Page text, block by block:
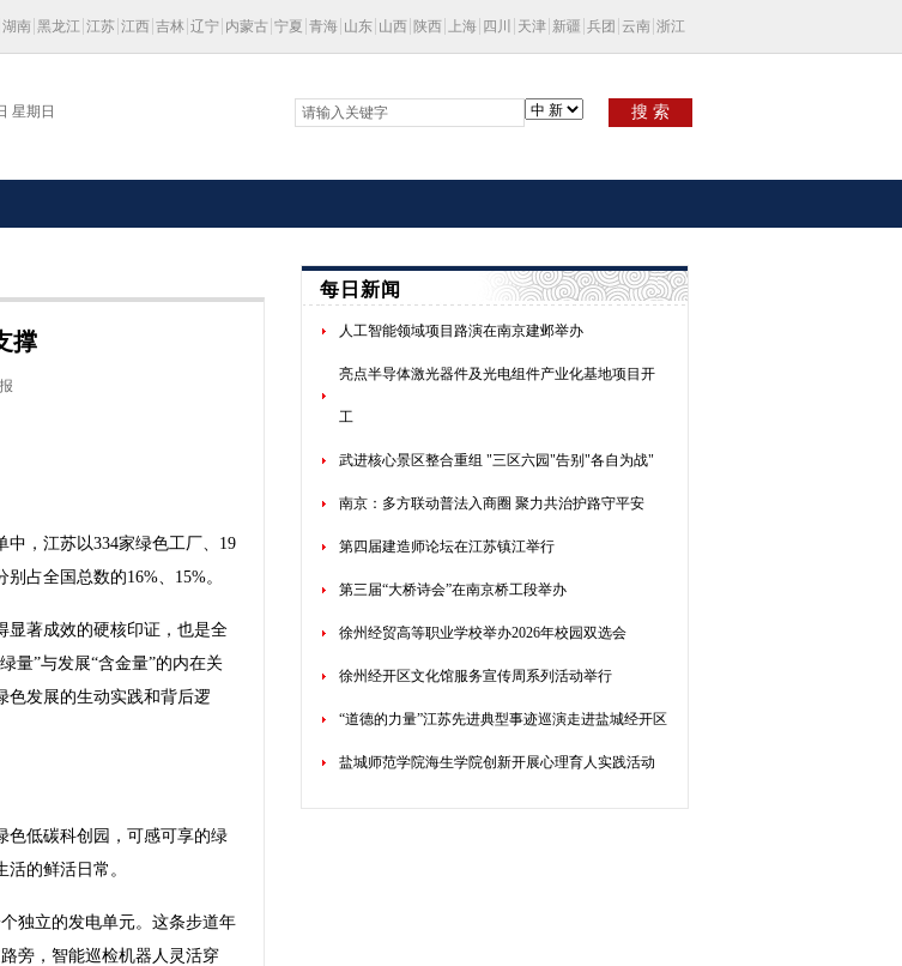
湖南 黑龙江 江苏 江西 吉林 辽宁 内蒙古 宁夏 青海 山东 山西 陕西 上海 四川 天津 新疆 兵团 云南 浙江
星期日 搜 索
撑
，江苏以334家绿色工厂、19
占全国总数的16%、15%。
著成效的硬核印证，也是全
量”与发展“含金量”的内在关
色发展的生动实践和背后逻
低碳科创园，可感可享的绿
的鲜活日常。
独立的发电单元。这条步道年
旁，智能巡检机器人灵活穿
每日新闻
人工智能领域项目路演在南京建邺举办
亮点半导体激光器件及光电组件产业化基地项目开
工
武进核心景区整合重组 "三区六园"告别"各自为战"
南京：多方联动普法入商圈 聚力共治护路守平安
第四届建造师论坛在江苏镇江举行
第三届“大桥诗会”在南京桥工段举办
徐州经贸高等职业学校举办2026年校园双选会
徐州经开区文化馆服务宣传周系列活动举行
“道德的力量”江苏先进典型事迹巡演走进盐城经开区
盐城师范学院海生学院创新开展心理育人实践活动